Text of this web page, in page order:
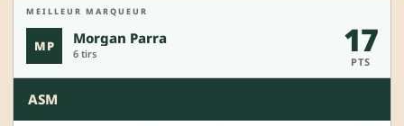
MEILLEUR MARQUEUR
MP Morgan Parra
6 tirs 17
PTS
ASM